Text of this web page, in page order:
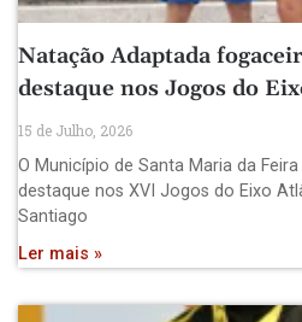
Natação Adaptada
destaque nos Jogos do
15 de Julho, 2026
O Município de Santa Maria da
destaque nos XVI Jogos do Eixo
Santiago
Ler mais »